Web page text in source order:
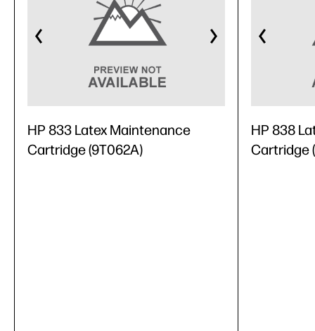
HP 833 Latex Maintenance
Cartridge (9T062A)
HP 838
Cartridge